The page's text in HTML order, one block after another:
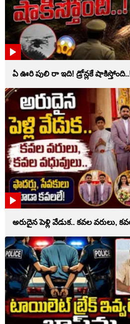
ఏ ఊరి పులి రా ఇది! డ్రోన్లకే
అరుదైన పెళ్లి వేడుక.. కవల వరులు,